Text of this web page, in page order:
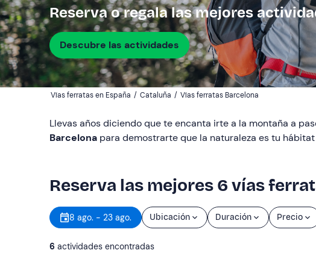
Reserva o regala las mejores
Descubre las actividades
Vías ferratas en España / Cataluña / Vías ferratas Barcelona
Llevas años diciendo que te encanta irte a la montaña a
Barcelona para demostrarte que la naturaleza es tu
Reserva las mejores 6 vías
8 ago. - 23 ago. Ubicación Duración Precio
6 actividades encontradas